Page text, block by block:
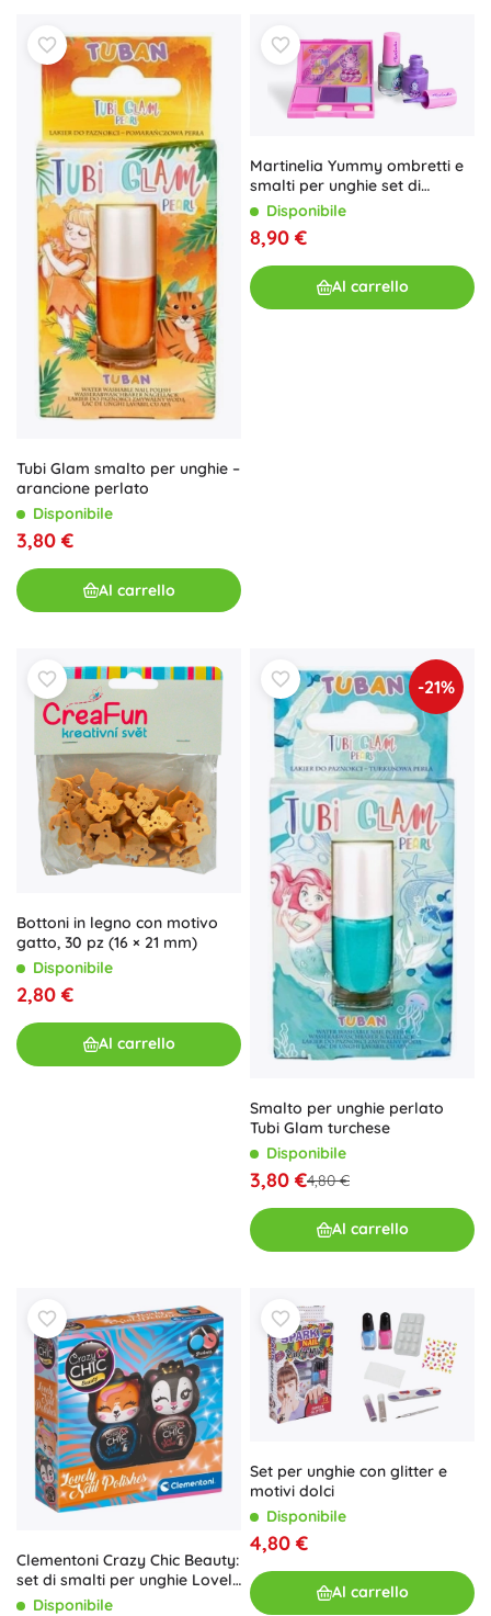
Tubi Glam smalto per unghie –
arancione perlato
Disponibile
3,80 €
Al carrello
Martinelia Yummy ombretti e
smalti per unghie set di
cosmetici decorativi
Disponibile
8,90 €
Al carrello
Bottoni in legno con motivo
gatto, 30 pz (16 × 21 mm)
Disponibile
2,80 €
Al carrello
-21%
Smalto per unghie perlato
Tubi Glam turchese
Disponibile
3,80 €4,80 €
Al carrello
Clementoni Crazy Chic Beauty:
set di smalti per unghie Lovely
– Confezione doppia
Disponibile
Set per unghie con glitter e
motivi dolci
Disponibile
4,80 €
Al carrello